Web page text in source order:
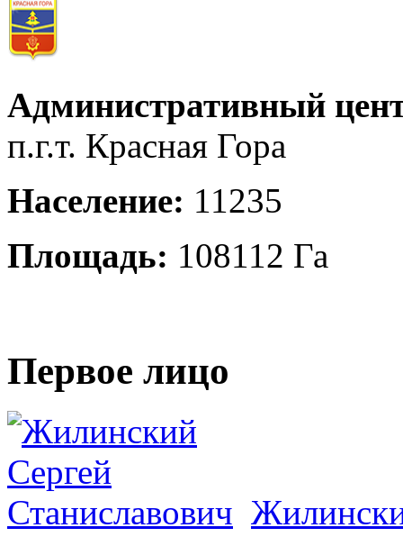
Административный
п.г.т. Красная Гора
Население: 11235
Площадь: 108112 Га
Первое лицо